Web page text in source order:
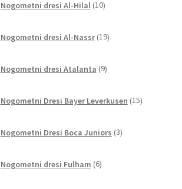
Nogometni dresi Al-Hilal 10izdelkov
Nogometni dresi Al-Nassr 19izdelkov
Nogometni dresi Atalanta 9izdelkov
Nogometni Dresi Bayer Leverkusen 15izdelkov
Nogometni Dresi Boca Juniors 3izdelki
Nogometni dresi Fulham 6izdelkov